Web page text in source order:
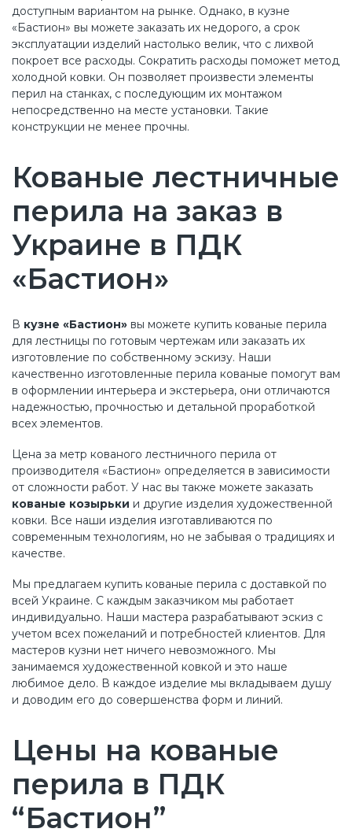
доступным вариантом на рынке. Однако, в кузне
«Бастион» вы можете заказать их недорого, а срок
эксплуатации изделий настолько велик, что с лихвой
покроет все расходы. Сократить расходы поможет метод
холодной ковки. Он позволяет произвести элементы
перил на станках, с последующим их монтажом
непосредственно на месте установки. Такие
конструкции не менее прочны.
Кованые лестничные
перила на заказ в
Украине в ПДК
«Бастион»
В кузне «Бастион» вы можете купить кованые перила
для лестницы по готовым чертежам или заказать их
изготовление по собственному эскизу. Наши
качественно изготовленные перила кованые помогут вам
в оформлении интерьера и экстерьера, они отличаются
надежностью, прочностью и детальной проработкой
всех элементов.
Цена за метр кованого лестничного перила от
производителя «Бастион» определяется в зависимости
от сложности работ. У нас вы также можете заказать
кованые козырьки и другие изделия художественной
ковки. Все наши изделия изготавливаются по
современным технологиям, но не забывая о традициях и
качестве.
Мы предлагаем купить кованые перила с доставкой по
всей Украине. С каждым заказчиком мы работает
индивидуально. Наши мастера разрабатывают эскиз с
учетом всех пожеланий и потребностей клиентов. Для
мастеров кузни нет ничего невозможного. Мы
занимаемся художественной ковкой и это наше
любимое дело. В каждое изделие мы вкладываем душу
и доводим его до совершенства форм и линий.
Цены на кованые
перила в ПДК
“Бастион”